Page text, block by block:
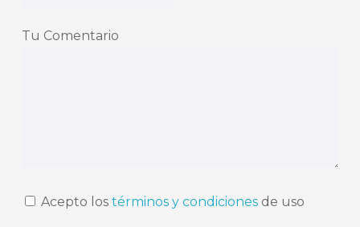
Tu Comentario
Acepto los términos y condicionesde uso